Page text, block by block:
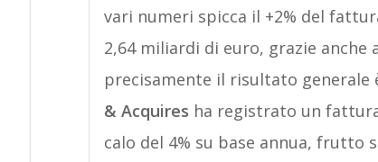
vari numeri spicca il +2% del
2,64 miliardi di euro, grazie anche
precisamente il risultato
& Acquires ha registrato un
calo del 4% su base annua,